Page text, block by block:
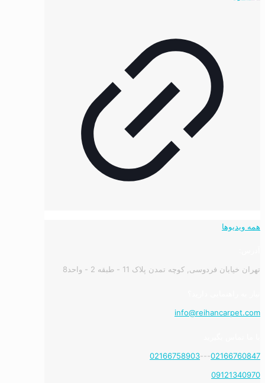
همه ویدیوها
تهران خیابان فردوسی, کوچه تمدن پلاک 11 - طبقه 2 - واحد8
info@reihancarpet.com
02166760847
---
02166758903
09121340970